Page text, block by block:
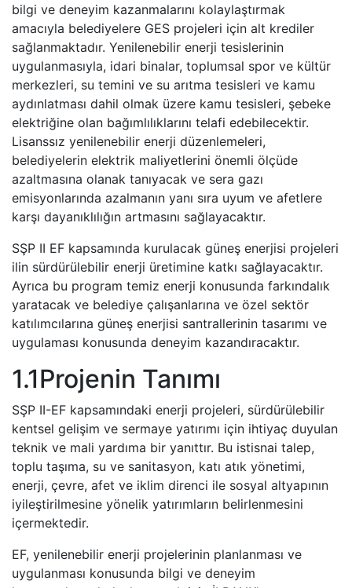
bilgi ve deneyim kazanmalarını kolaylaştırmak
amacıyla belediyelere GES projeleri için alt krediler
sağlanmaktadır. Yenilenebilir enerji tesislerinin
uygulanmasıyla, idari binalar, toplumsal spor ve kültür
merkezleri, su temini ve su arıtma tesisleri ve kamu
aydınlatması dahil olmak üzere kamu tesisleri, şebeke
elektriğine olan bağımlılıklarını telafi edebilecektir.
Lisanssız yenilenebilir enerji düzenlemeleri,
belediyelerin elektrik maliyetlerini önemli ölçüde
azaltmasına olanak tanıyacak ve sera gazı
emisyonlarında azalmanın yanı sıra uyum ve afetlere
karşı dayanıklılığın artmasını sağlayacaktır.
SŞP II EF kapsamında kurulacak güneş enerjisi projeleri
ilin sürdürülebilir enerji üretimine katkı sağlayacaktır.
Ayrıca bu program temiz enerji konusunda farkındalık
yaratacak ve belediye çalışanlarına ve özel sektör
katılımcılarına güneş enerjisi santrallerinin tasarımı ve
uygulaması konusunda deneyim kazandıracaktır.
1.1Projenin Tanımı
SŞP II-EF kapsamındaki enerji projeleri, sürdürülebilir
kentsel gelişim ve sermaye yatırımı için ihtiyaç duyulan
teknik ve mali yardıma bir yanıttır. Bu istisnai talep,
toplu taşıma, su ve sanitasyon, katı atık yönetimi,
enerji, çevre, afet ve iklim direnci ile sosyal altyapının
iyileştirilmesine yönelik yatırımların belirlenmesini
içermektedir.
EF, yenilenebilir enerji projelerinin planlanması ve
uygulanması konusunda bilgi ve deneyim